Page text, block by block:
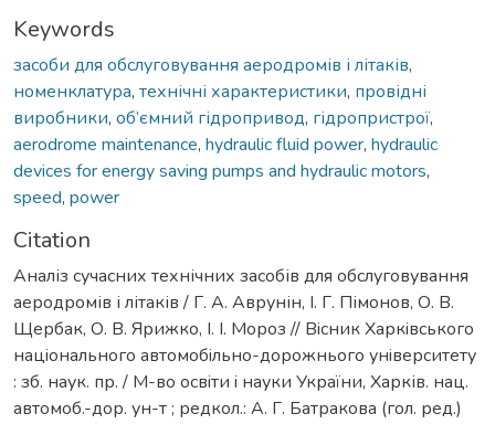
Keywords
засоби для обслуговування аеродромів і літаків,
номенклатура, технічні характеристики, провідні
виробники, об’ємний гідропривод, гідропристрої,
aerodrome maintenance, hydraulic fluid power, hydraulic
devices for energy saving pumps and hydraulic motors,
speed, power
Citation
Аналіз сучасних технічних засобів для обслуговування
аеродромів і літаків / Г. А. Аврунін, І. Г. Пімонов, О. В.
Щербак, О. В. Ярижко, І. І. Мороз // Вiсник Харкiвського
нацiонального автомобiльно-дорожнього унiверситету
: зб. наук. пр. / М-во освiти i науки України, Харків. нац.
автомоб.-дор. ун-т ; редкол.: А. Г. Батракова (гол. ред.)